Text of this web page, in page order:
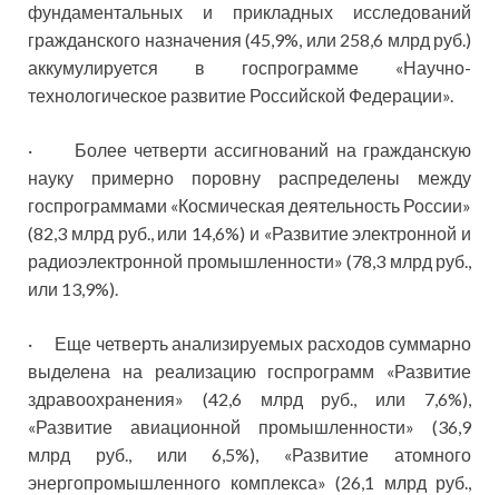
фундаментальных и прикладных исследований
гражданского назначения (45,9%, или 258,6 млрд руб.)
аккумулируется в госпрограмме «Научно-
технологическое развитие Российской Федерации».
· Более четверти ассигнований на гражданскую
науку примерно поровну распределены между
госпрограммами «Космическая деятельность России»
(82,3 млрд руб., или 14,6%) и «Развитие электронной и
радиоэлектронной промышленности» (78,3 млрд руб.,
или 13,9%).
· Еще четверть анализируемых расходов суммарно
выделена на реализацию госпрограмм «Развитие
здравоохранения» (42,6 млрд руб., или 7,6%),
«Развитие авиационной промышленности» (36,9
млрд руб., или 6,5%), «Развитие атомного
энергопромышленного комплекса» (26,1 млрд руб.,